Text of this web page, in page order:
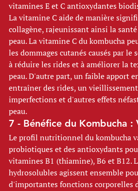
vitamines E et C antioxydantes
La vitamine C aide de manière
collagène, rajeunissant ainsi la
peau. La vitamine C du kombucha
les dommages cutanés causés par
à réduire les rides et à améliorer la
peau. D'autre part, un faible apport
entraîner des rides, un
imperfections et d'autres effets
peau.
7 - Bénéfice du Kombucha :
Le profil nutritionnel du kombucha
probiotiques et des antioxydants
vitamines B1 (thiamine), B6 et B12.
hydrosolubles agissent ensemble
d'importantes fonctions corporelles